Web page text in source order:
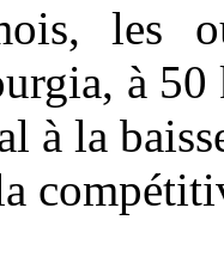
les
à 50
à la